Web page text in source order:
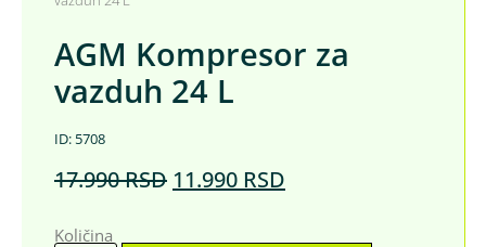
AGM Kompresor za
vazduh 24 L
ID: 5708
17.990RSD 11.990 RSD
Količina